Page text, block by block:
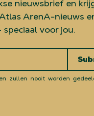
nieuwsbrief en
ArenA-nieuws
speciaal voor jou.
zullen nooit worden